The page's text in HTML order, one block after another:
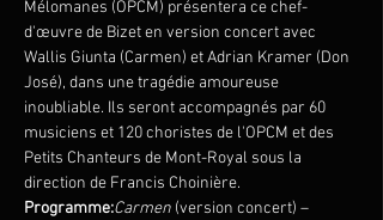
Mélomanes (OPCM) présentera ce chef-
d'œuvre de Bizet en version concert avec
Wallis Giunta (Carmen) et Adrian Kramer (Don
José), dans une tragédie amoureuse
inoubliable. Ils seront accompagnés par 60
musiciens et 120 choristes de l'OPCM et des
Petits Chanteurs de Mont-Royal sous la
direction de Francis Choinière.
Programme:Carmen (version concert) –